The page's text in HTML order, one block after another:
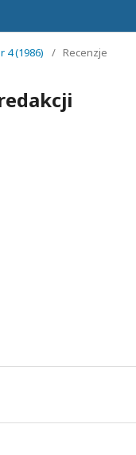
4 (1986) / Recenzje